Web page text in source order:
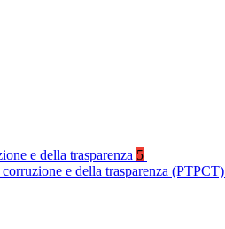
e della trasparenza 5
e della trasparenza (PTPCT)